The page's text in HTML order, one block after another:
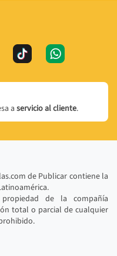
aservicio al cliente.
de Publicar contiene la
de la compañía
total o parcial de cualquier